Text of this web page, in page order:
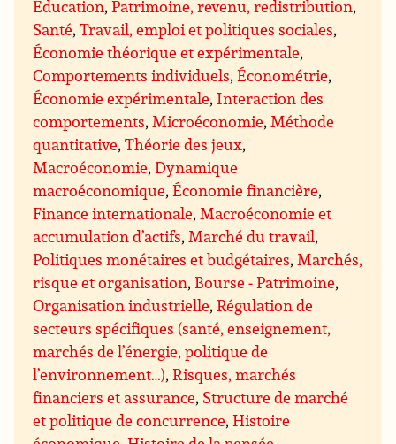
Éducation,Patrimoine, revenu, redistribution,
Santé,Travail, emploi et politiques sociales,
Économie théorique et expérimentale,
Comportements individuels,Économétrie,
Économie expérimentale, Interaction des
comportements, Microéconomie, Méthode
quantitative,Théorie des jeux,
Macroéconomie,Dynamique
macroéconomique,Économie financière,
Finance internationale, Macroéconomie et
accumulation d’actifs, Marché du travail,
Politiques monétaires et budgétaires, Marchés,
risque et organisation, Bourse - Patrimoine,
Organisation industrielle,Régulation de
secteurs spécifiques (santé, enseignement,
marchés de l’énergie, politique de
l’environnement…),Risques, marchés
financiers et assurance, Structure de marché
et politique de concurrence,Histoire